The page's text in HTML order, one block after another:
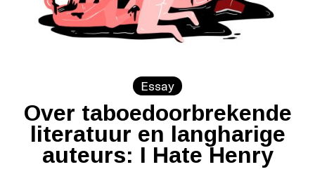
Essay
Over taboedoorbrekende
literatuur en langharige
auteurs: I Hate Henry